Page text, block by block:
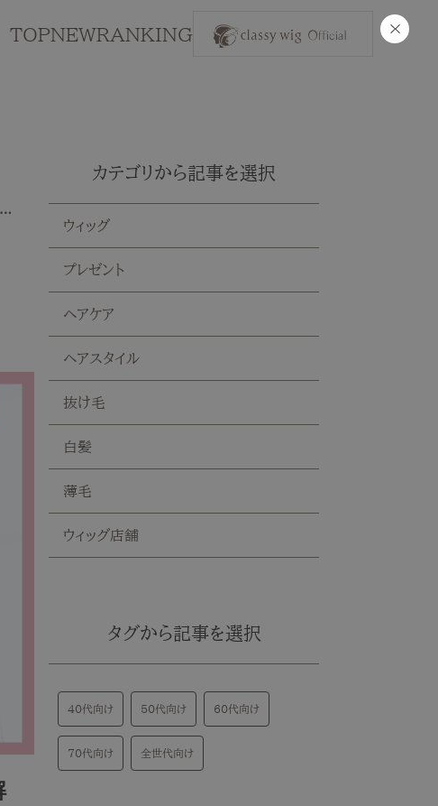
TOPNEWRANKING
カテゴリから記事を選択
ウィッグ
プレゼント
ヘアケア
ヘアスタイル
抜け毛
白髪
薄毛
ウィッグ店舗
タグから記事を選択
40代向け 50代向け 60代向け
70代向け 全世代向け
×